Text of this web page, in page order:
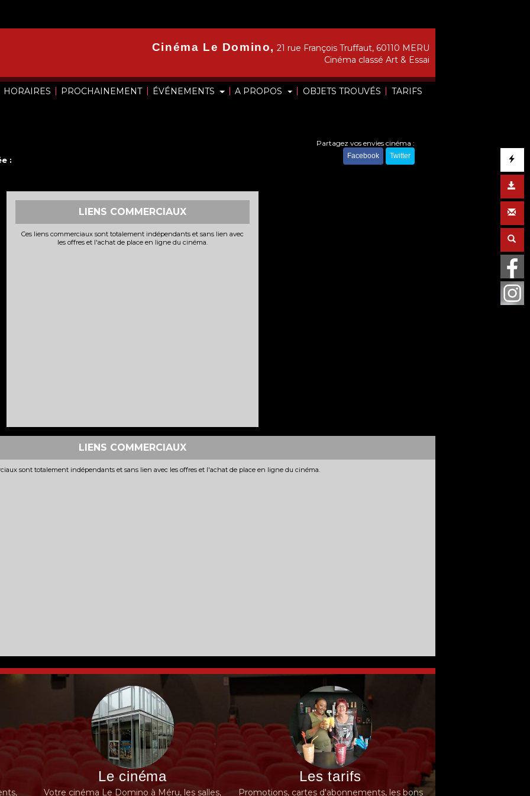
HORAIRES | PROCHAINEMENT | ÉVÉNEMENTS | A PROPOS | OBJETS TROUVÉS | TARIFS
Cinéma Le Domino, 21 rue François Truffaut, 60110 MERU
Cinéma classé Art & Essai
:
Partagez vos envies cinéma :
Facebook Twitter
LIENS COMMERCIAUX
Ces liens commerciaux sont totalement indépendants et sans lien avec
les offres et l'achat de place en ligne du cinéma.
LIENS COMMERCIAUX
sont totalement indépendants et sans lien avec les offres et l'achat de place en ligne du cinéma.
Le cinéma
Votre cinéma Le Domino à Méru, les salles,
Les tarifs
Promotions, cartes d'abonnements, les bons